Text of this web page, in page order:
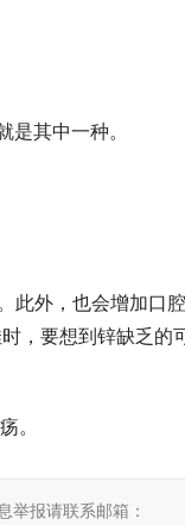
其中一种。
此外，也会增加口
，要想到锌缺乏的
。
举报请联系邮箱：